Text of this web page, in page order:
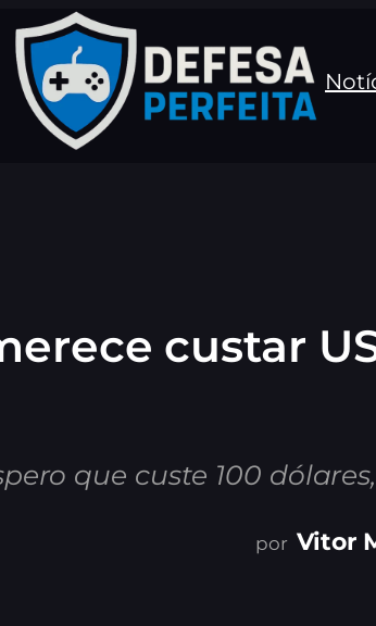
custar
que custe 100
Vitor